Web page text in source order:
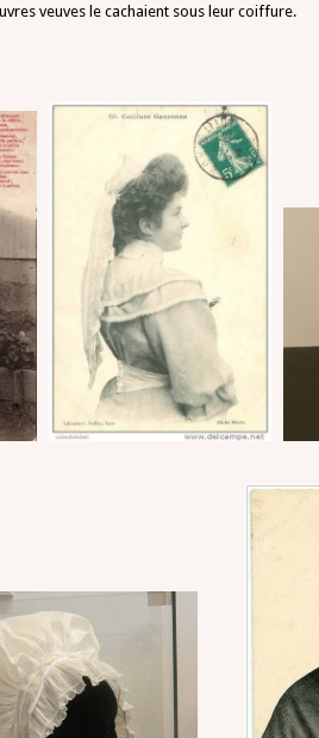
veuves le cachaient sous leur coiffure.